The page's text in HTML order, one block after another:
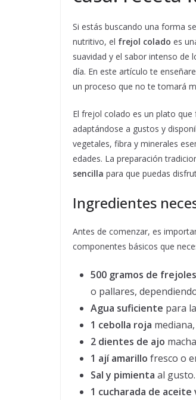
Si estás buscando una forma
nutritivo, el frejol colado es
suavidad y el sabor intenso de
día. En este artículo te
un proceso que no te tomará
El frejol colado es un plato
adaptándose a gustos y
vegetales, fibra y minerales
edades. La preparación
sencilla para que puedas
Ingredientes
Antes de comenzar, es
componentes básicos que
500 gramos de
o pallares,
Agua suficiente para
1 cebolla roja
2 dientes de ajo
1 ají amarillo fresco o
Sal y pimienta al gusto.
1 cucharada de